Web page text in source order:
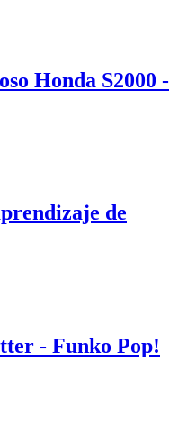
Honda S2000 -
de
- Funko Pop!